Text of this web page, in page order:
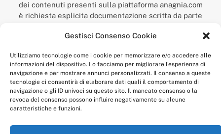
Gestisci Consenso Cookie
Utilizziamo tecnologie come i cookie per memorizzare e/o accedere alle
informazioni del dispositivo. Lo facciamo per migliorare l'esperienza di
navigazione e per mostrare annunci personalizzati. Il consenso a queste
tecnologie ci consentirà di elaborare dati quali il comportamento di
navigazione o gli ID univoci su questo sito. Il mancato consenso o la
revoca del consenso possono influire negativamente su alcune
caratteristiche e funzioni.
dei contenuti presenti sulla piattaforma anagnia.com
è richiesta esplicita documentazione scritta da parte
“Anagnia” è un marchio registrato presso l’Ufficio Italiano
Economico,
num. registrazione: 302017000014044 del 9 febbraio 2017.
Per contatti:redazione@anagnia.com